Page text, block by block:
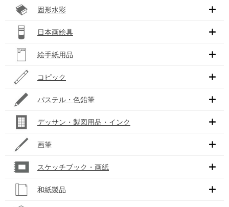
固形水彩
日本画絵具
絵手紙用品
コピック
パステル・色鉛筆
デッサン・製図用品・インク
画筆
スケッチブック・画紙
和紙製品